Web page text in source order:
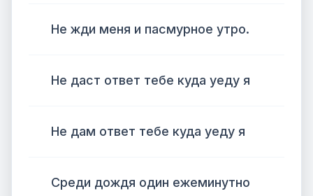
Не жди меня и пасмурное утро.
Не даст ответ тебе куда уеду я
Не дам ответ тебе куда уеду я
Среди дождя один ежеминутно